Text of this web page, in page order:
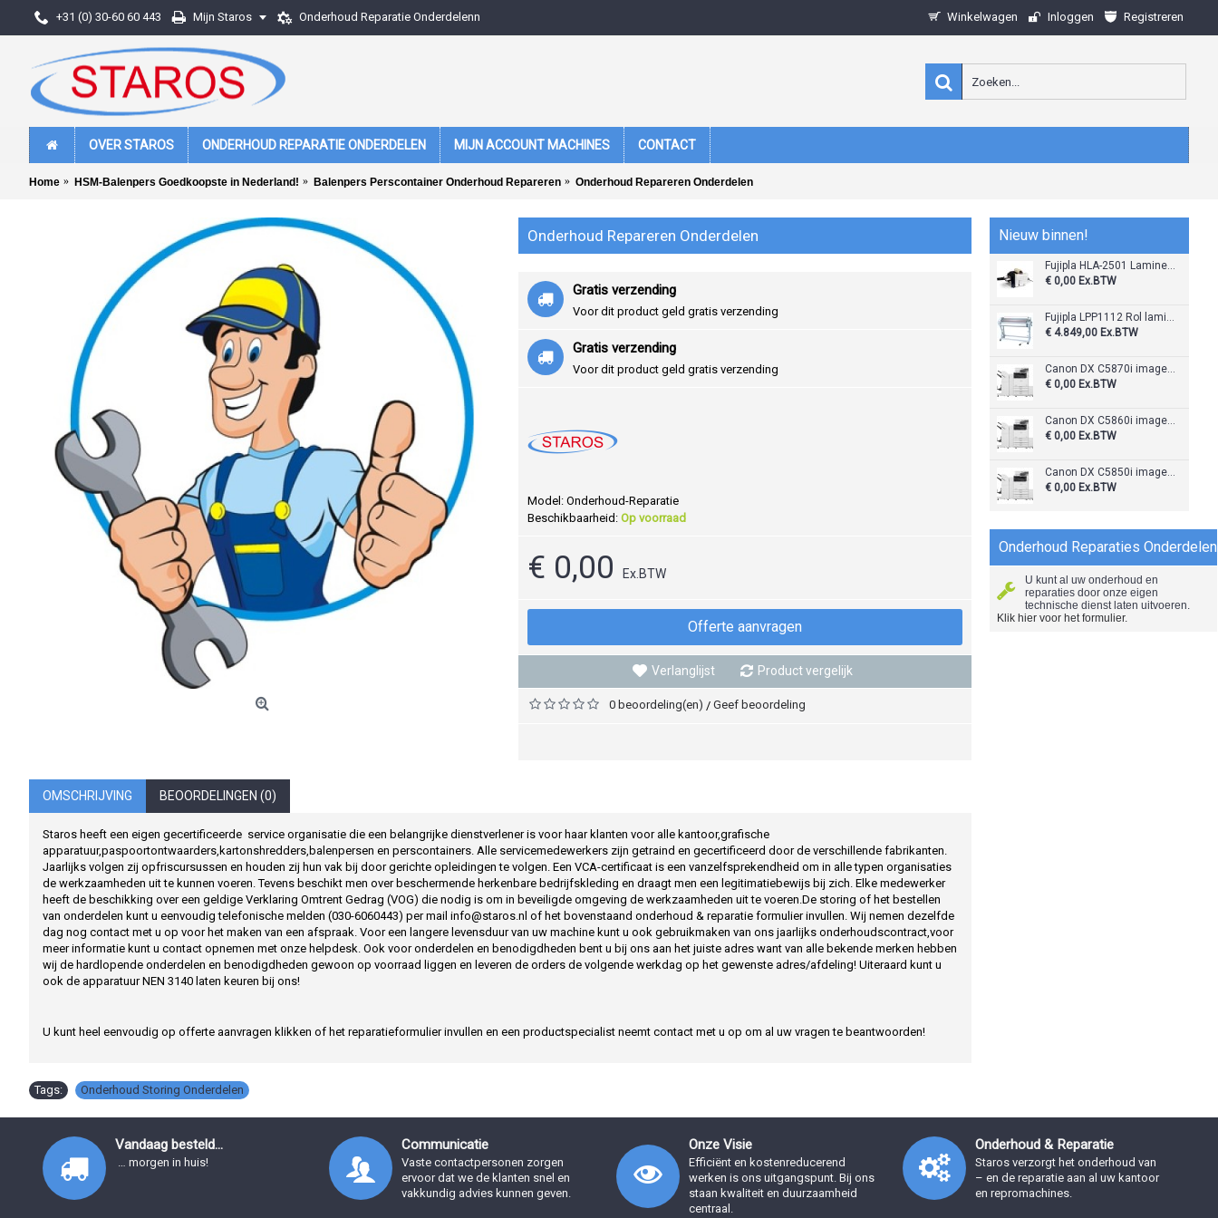
+31 (0) 30-60 60 443 Mijn Staros Onderhoud Reparatie Onderdelenn Winkelwagen Inloggen Registreren
OVER STAROS ONDERHOUD REPARATIE ONDERDELEN MIJN ACCOUNT MACHINES CONTACT
Home HSM-Balenpers Goedkoopste in Nederland! Balenpers Perscontainer Onderhoud Repareren Onderhoud Repareren Onderdelen
Nieuw binnen!
Fujipla HLA-2501 Lamineermachine
€ 0,00 Ex.BTW
Fujipla LPP1112 Rol laminator
€ 4.849,00 Ex.BTW
Canon DX C5870i imageRunner Advance
€ 0,00 Ex.BTW
Canon DX C5860i imageRunner Advance
€ 0,00 Ex.BTW
Canon DX C5850i imageRunner Advance
€ 0,00 Ex.BTW
Onderhoud Reparaties Onderdelen
U kunt al uw onderhoud en
reparaties door onze eigen
technische dienst laten uitvoeren.
Klik hier voor het formulier.
Onderhoud Repareren Onderdelen
Gratis verzending
Voor dit product geld gratis verzending
Gratis verzending
Voor dit product geld gratis verzending
Model: Onderhoud-Reparatie
Beschikbaarheid: Op voorraad
€ 0,00 Ex.BTW
Offerte aanvragen
Verlanglijst Product vergelijk
0 beoordeling(en) / Geef beoordeling
OMSCHRIJVING BEOORDELINGEN (0)
Staros heeft een eigen gecertificeerde service organisatie die een belangrijke dienstverlener is voor haar klanten voor alle kantoor,grafische
apparatuur,paspoortontwaarders,kartonshredders,balenpersen en perscontainers. Alle servicemedewerkers zijn getraind en gecertificeerd door de verschillende fabrikanten.
Jaarlijks volgen zij opfriscursussen en houden zij hun vak bij door gerichte opleidingen te volgen. Een VCA-certificaat is een vanzelfsprekendheid om in alle typen organisaties
de werkzaamheden uit te kunnen voeren. Tevens beschikt men over beschermende herkenbare bedrijfskleding en draagt men een legitimatiebewijs bij zich. Elke medewerker
heeft de beschikking over een geldige Verklaring Omtrent Gedrag (VOG) die nodig is om in beveiligde omgeving de werkzaamheden uit te voeren.De storing of het bestellen
van onderdelen kunt u eenvoudig telefonische melden (030-6060443) per mail info@staros.nl of het bovenstaand onderhoud & reparatie formulier invullen. Wij nemen dezelfde
dag nog contact met u op voor het maken van een afspraak. Voor een langere levensduur van uw machine kunt u ook gebruikmaken van ons jaarlijks onderhoudscontract,voor
meer informatie kunt u contact opnemen met onze helpdesk. Ook voor onderdelen en benodigdheden bent u bij ons aan het juiste adres want van alle bekende merken hebben
wij de hardlopende onderdelen en benodigdheden gewoon op voorraad liggen en leveren de orders de volgende werkdag op het gewenste adres/afdeling! Uiteraard kunt u
ook de apparatuur NEN 3140 laten keuren bij ons!
U kunt heel eenvoudig op offerte aanvragen klikken of het reparatieformulier invullen en een productspecialist neemt contact met u op om al uw vragen te beantwoorden!
Tags: Onderhoud Storing Onderdelen
Vandaag besteld...
… morgen in huis!
Communicatie
Vaste contactpersonen zorgen
ervoor dat we de klanten snel en
vakkundig advies kunnen geven.
Onze Visie
Efficiënt en kostenreducerend
werken is ons uitgangspunt. Bij ons
staan kwaliteit en duurzaamheid
centraal.
Onderhoud & Reparatie
Staros verzorgt het onderhoud van
– en de reparatie aan al uw kantoor
en repromachines.